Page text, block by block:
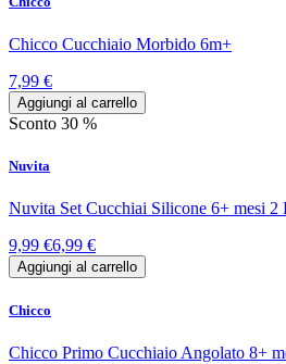
Chicco Cucchiaio Morbido 6m+
7,99 €
Aggiungi al carrello
Sconto 30 %
Nuvita
Nuvita Set Cucchiai Silicone 6+ mesi 2
9,99 €6,99 €
Aggiungi al carrello
Chicco
Chicco Primo Cucchiaio Angolato 8+